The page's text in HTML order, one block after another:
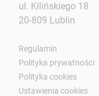
ul. Kilińskiego 18
20-809 Lublin
Regulamin
Polityka prywatności
Polityka cookies
Ustawienia cookies